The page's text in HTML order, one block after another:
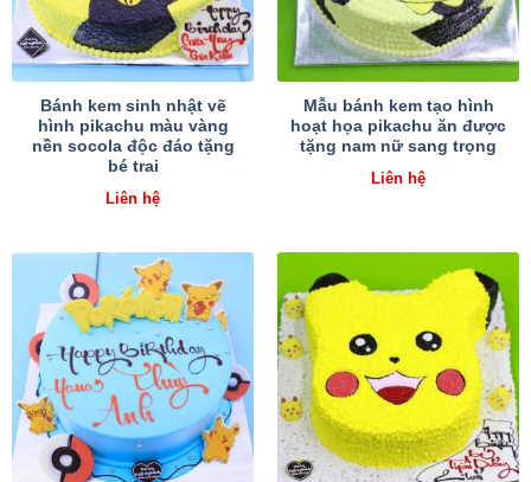
Bánh kem sinh nhật vẽ
hình pikachu màu vàng
nền socola độc đáo tặng
bé trai
Liên hệ
Mẫu bánh kem tạo hình
hoạt họa pikachu ăn được
tặng nam nữ sang trọng
Liên hệ